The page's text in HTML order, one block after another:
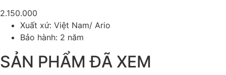
2.150.000
Xuất xứ: Việt Nam/ Ario
Bảo hành: 2 năm
SẢN PHẨM ĐÃ XEM